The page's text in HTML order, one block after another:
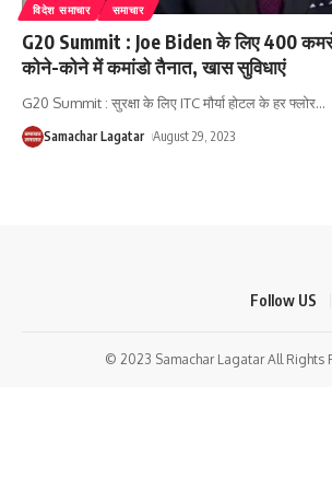
विदेश समाचार समाचार
G20 Summit : Joe Biden के लिए 400
कोने-कोने में कमांडो तैनात, खास सुविधाएं
G20 Summit : सुरक्षा के लिए ITC मौर्या होटल के हर फ्लोर…
Samachar Lagatar August 29, 2023
Follow US
© 2023 Samachar Lagatar All Rights